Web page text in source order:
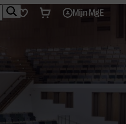
FavorietenTicketsMijn MgE